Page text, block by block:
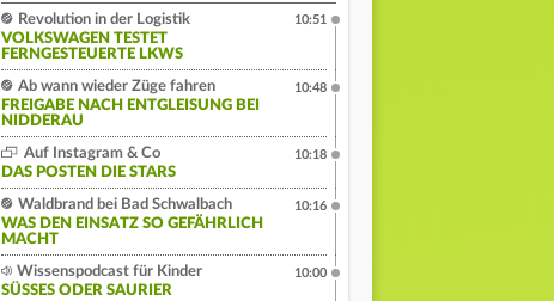
Revolution in der Logistik
VOLKSWAGEN TESTET
FERNGESTEUERTE LKWS
10:51
Ab wann wieder Züge fahren
FREIGABE NACH ENTGLEISUNG BEI
NIDDERAU
10:48
Auf Instagram & Co
DAS POSTEN DIE STARS
10:18
Waldbrand bei Bad Schwalbach
WAS DEN EINSATZ SO GEFÄHRLICH
MACHT
10:16
Wissenspodcast für Kinder
SÜSSES ODER SAURIER
10:00